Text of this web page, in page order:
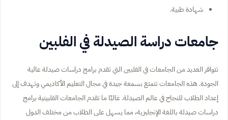
شهادة طبية.
جامعات دراسة الصيدلة في الفلبين
تتوافر العديد من الجامعات في الفلبين التي تقدم برامج دراسات صيدلة عالية
الجودة. هذه الجامعات تتمتع بسمعة جيدة في مجال التعليم الأكاديمي وتهدف إلى
إعداد الطلاب للنجاح في عالم الصيدلة. غالبًا ما تقدم الجامعات الفلبينية برامج
دراسات صيدلة باللغة الإنجليزية، مما يسهل على الطلاب من مختلف الدول